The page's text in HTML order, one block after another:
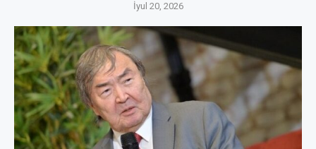
İyul 20, 2026